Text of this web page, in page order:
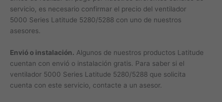
servicio, es necesario confirmar el precio del ventilador
5000 Series Latitude 5280/5288 con uno de nuestros
asesores.
Envió o instalación. Algunos de nuestros productos Latitude
cuentan con envió o instalación gratis. Para saber si el
ventilador 5000 Series Latitude 5280/5288 que solicita
cuenta con este servicio, contacte a un asesor.